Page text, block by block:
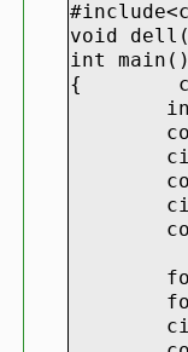
void
int main()
{